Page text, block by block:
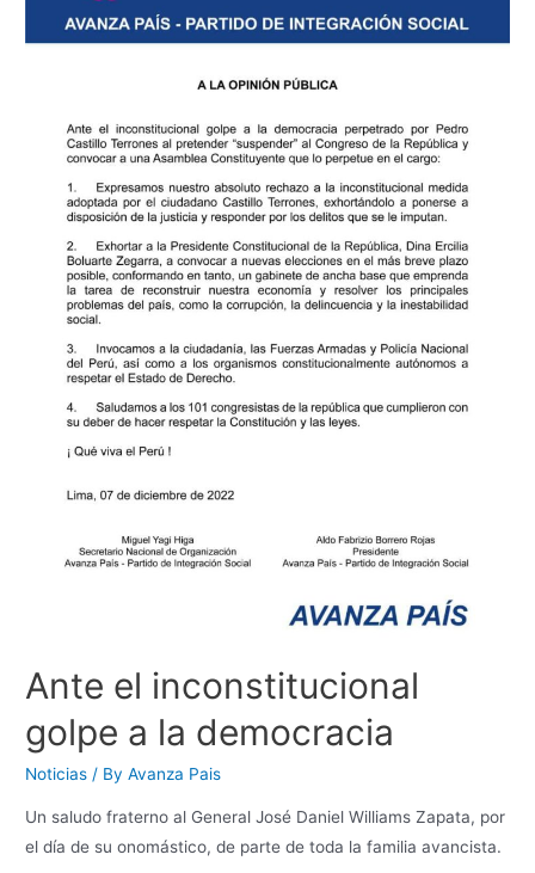
Ante el inconstitucional
golpe a la democracia
Noticias / ByAvanza Pais
Un saludo fraterno al General José Daniel Williams Zapata, por
el día de su onomástico, de parte de toda la familia avancista.